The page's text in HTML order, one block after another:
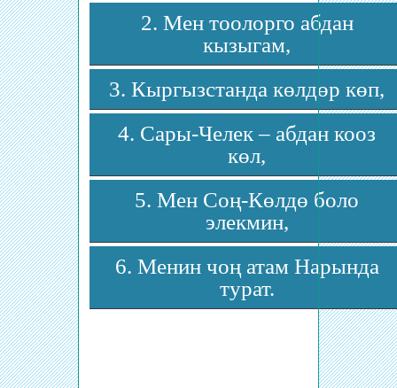
2. Мен тоолорго абдан
кызыгам,
3. Кыргызстанда көлдөр көп,
4. Сары-Челек – абдан кооз
көл,
5. Мен Соң-Көлдө боло
элекмин,
6. Менин чоң атам Нарында
турат.